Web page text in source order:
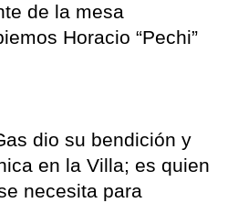
de la mesa
Horacio “Pechi”
dio su bendición y
en la Villa; es quien
necesita para